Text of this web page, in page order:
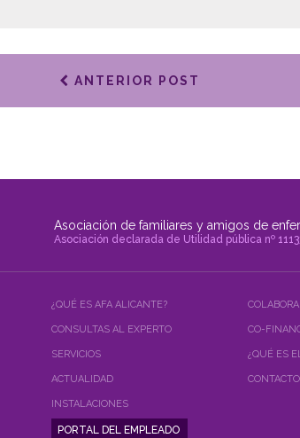
ANTERIOR POST
Asociación de familiares y amigos de
Asociación declarada de Utilidad pública nº
¿QUÉ ES AFA ALICANTE?
CONSULTAS AL EXPERTO
SERVICIOS
ACTUALIDAD
INSTALACIONES
CO-
¿QUÉ ES
CONTACTO